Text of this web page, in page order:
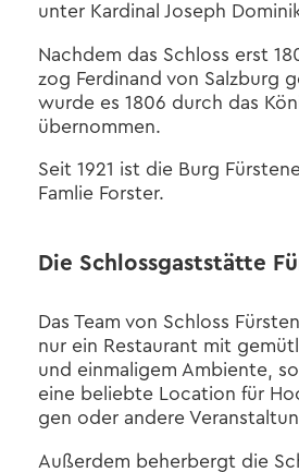
unter Kar­di­nal Jo­seph
Nach­dem das Schloss erst
zog Fer­di­nand von Salz­burg
wurde es 1806 durch das
über­nom­men.
Seit 1921 ist die Burg
Fam­lie Fors­ter.
Die Schloss­gast­stät­te
Das Team von Schloss
nur ein Re­stau­rant mit
und ein­ma­li­gem Am­bi­en­te,
eine be­lieb­te Lo­ca­ti­on für
gen oder an­de­re
Au­ßer­dem be­her­bergt die